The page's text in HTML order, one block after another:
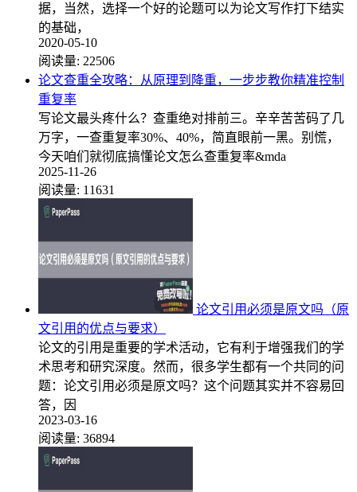
据，当然，选择一个好的论题可以为论文写作打下结实
的基础，
2020-05-10
阅读量: 22506
论文查重全攻略：从原理到降重，一步步教你精准控制
重复率
写论文最头疼什么？查重绝对排前三。辛辛苦苦码了几
万字，一查重复率30%、40%，简直眼前一黑。别慌，
今天咱们就彻底搞懂论文怎么查重复率&mda
2025-11-26
阅读量: 11631
论文引用必须是原文吗（原
文引用的优点与要求）
论文的引用是重要的学术活动，它有利于增强我们的学
术思考和研究深度。然而，很多学生都有一个共同的问
题：论文引用必须是原文吗？这个问题其实并不容易回
答，因
2023-03-16
阅读量: 36894